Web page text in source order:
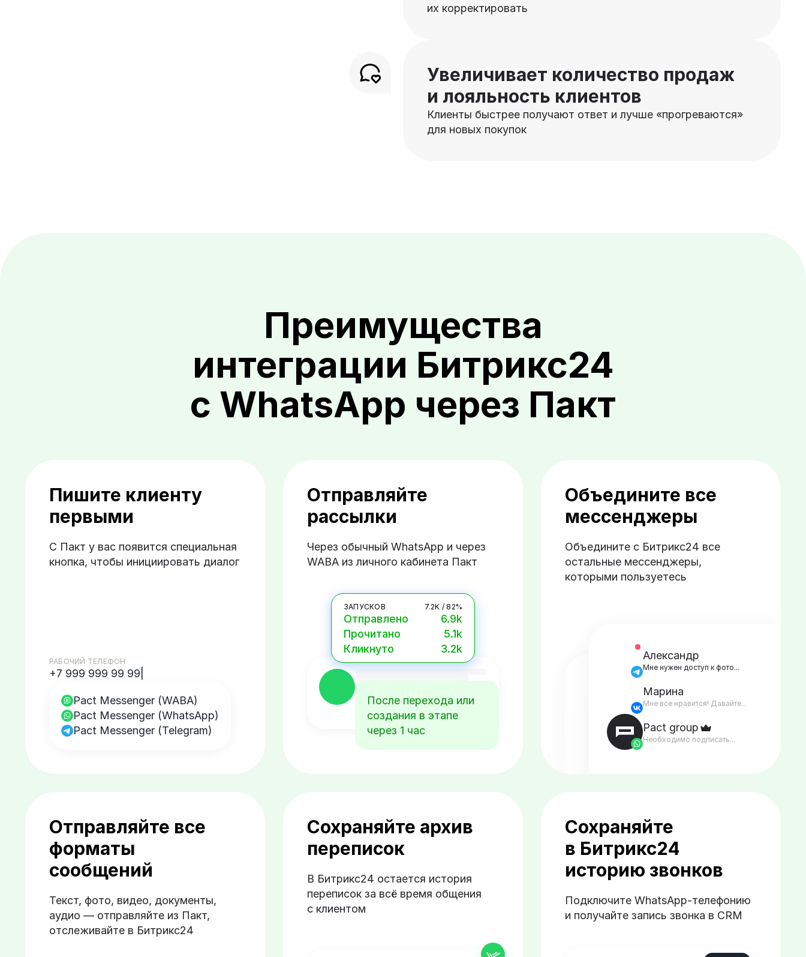
их корректировать
Увеличивает количество продаж
и лояльность клиентов
Клиенты быстрее получают ответ и лучше «прогреваются»
для новых покупок
Преимущества
интеграции Битрикс24
с WhatsApp через Пакт
Пишите клиенту
первыми
С Пакт у вас появится специальная
кнопка, чтобы инициировать диалог
РАБОЧИЙ ТЕЛЕФОН
+7 999 999 99 99|
Pact Messenger (WABA)
Pact Messenger (WhatsApp)
Pact Messenger (Telegram)
Отправляйте
рассылки
Через обычный WhatsApp и через
WABA из личного кабинета Пакт
ЗАПУСКОВ 7.2K / 82%
Отправлено
6.9k
Прочитано
5.1k
Кликнуто
3.2k
После перехода или
создания в этапе
через 1 час
Объедините все
мессенджеры
Объедините с Битрикс24 все
остальные мессенджеры,
которыми пользуетесь
Александр
Мне нужен доступ к фото...
Марина
Мне все нравится! Давайте...
Pact group
Необходимо подписать...
Отправляйте все
форматы
сообщений
Текст, фото, видео, документы,
аудио — отправляйте из Пакт,
отслеживайте в Битрикс24
Сохраняйте архив
переписок
В Битрикс24 остается история
переписок за всё время общения
с клиентом
Сохраняйте
в Битрикс24
историю звонков
Подключите WhatsApp-телефонию
и получайте запись звонка в CRM